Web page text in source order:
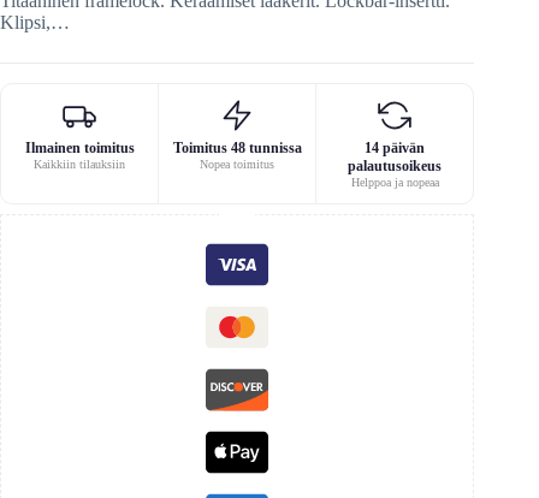
Klipsi,…
Ilmainen toimitus
Kaikkiin tilauksiin
Toimitus 48 tunnissa
Nopea toimitus
14 päivän
palautusoikeus
Helppoa ja nopeaa